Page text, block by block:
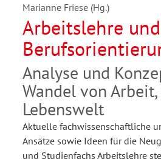
Marianne Friese (Hg.)
Arbeitslehre und
modernisieren
Analyse und
Wandel von
Lebenswelt
Aktuelle fachwissenschaftliche
Ansätze sowie Ideen für die
und Studienfachs Arbeitslehre